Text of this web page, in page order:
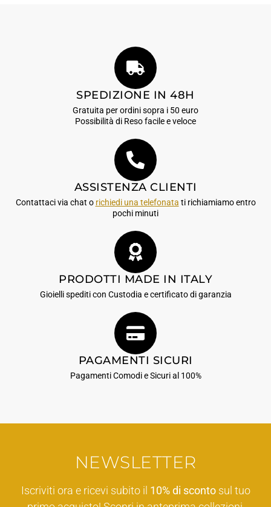
SPEDIZIONE IN 48H
Gratuita per ordini sopra i 50 euro
Possibilità di Reso facile e veloce
ASSISTENZA CLIENTI
Contattaci via chat o richiedi una telefonata ti richiamiamo entro
pochi minuti
PRODOTTI MADE IN ITALY
Gioielli spediti con Custodia e certificato di garanzia
PAGAMENTI SICURI
Pagamenti Comodi e Sicuri al 100%
NEWSLETTER
Iscriviti ora e ricevi subito il 10% di scontosul tuo